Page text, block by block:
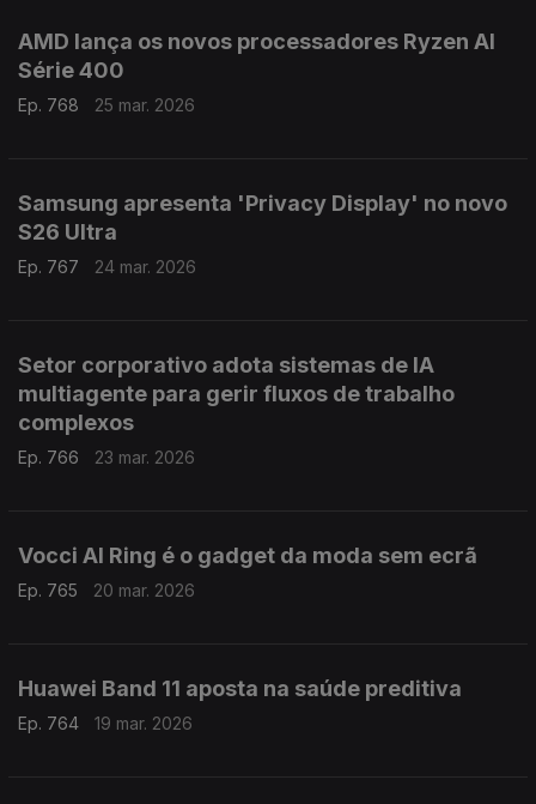
AMD lança os novos processadores Ryzen AI
Série 400
Ep. 768 25 mar. 2026
Samsung apresenta 'Privacy Display' no novo
S26 Ultra
Ep. 767 24 mar. 2026
Setor corporativo adota sistemas de IA
multiagente para gerir fluxos de trabalho
complexos
Ep. 766 23 mar. 2026
Vocci AI Ring é o gadget da moda sem ecrã
Ep. 765 20 mar. 2026
Huawei Band 11 aposta na saúde preditiva
Ep. 764 19 mar. 2026